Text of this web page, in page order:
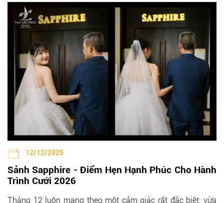
12/12/2025
Sảnh Sapphire - Điểm Hẹn Hạnh Phúc Cho Hành
Trình Cưới 2026
Tháng 12 luôn mang theo một cảm giác rất đặc biệt: vừa